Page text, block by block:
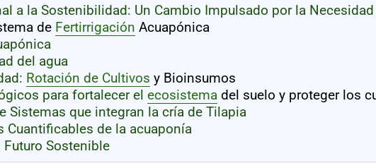
a la Sostenibilidad: Un Cambio Impulsado por la Necesidad
de Fertirrigación Acuapónica
del agua
Rotación de Cultivos y Bioinsumos
para fortalecer el ecosistema del suelo y proteger los
Sistemas que integran la cría de Tilapia
Cuantificables de la acuaponía
Sostenible